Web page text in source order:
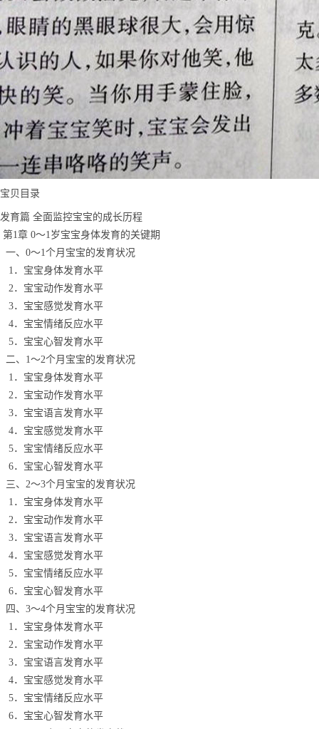
宝贝目录
发育篇 全面监控宝宝的成长历程
第1章 0～1岁宝宝身体发育的关键期
一、0～1个月宝宝的发育状况
1．宝宝身体发育水平
2．宝宝动作发育水平
3．宝宝感觉发育水平
4．宝宝情绪反应水平
5．宝宝心智发育水平
二、1～2个月宝宝的发育状况
1．宝宝身体发育水平
2．宝宝动作发育水平
3．宝宝语言发育水平
4．宝宝感觉发育水平
5．宝宝情绪反应水平
6．宝宝心智发育水平
三、2～3个月宝宝的发育状况
1．宝宝身体发育水平
2．宝宝动作发育水平
3．宝宝语言发育水平
4．宝宝感觉发育水平
5．宝宝情绪反应水平
6．宝宝心智发育水平
四、3～4个月宝宝的发育状况
1．宝宝身体发育水平
2．宝宝动作发育水平
3．宝宝语言发育水平
4．宝宝感觉发育水平
5．宝宝情绪反应水平
6．宝宝心智发育水平